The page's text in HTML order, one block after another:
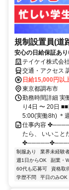
規制設置員(道
安心の日給保証あ
テイケイ株式会
交通・アクセス
日給15,000円以
東京都調布市
勤務時間詳細 実
り4日 〜 20日
5:00(実働8h) ＊
仕事内容
たら、 いいこと
制服あり 業界未経験
週1日からOK
副業・
60代も応募可
資格取
学歴不問
平日のみOK